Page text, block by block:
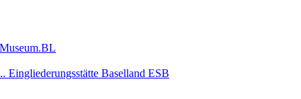
Museum.BL
Eingliederungsstätte Baselland ESB